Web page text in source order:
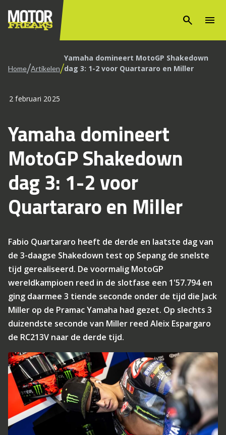
search menu
Home/Artikelen/Yamaha domineert MotoGP Shakedown
dag 3: 1-2 voor Quartararo en Miller
2 februari 2025
Yamaha domineert
MotoGP Shakedown
dag 3: 1-2 voor
Quartararo en Miller
Fabio Quartararo heeft de derde en laatste dag van
de 3-daagse Shakedown test op Sepang de snelste
tijd gerealiseerd. De voormalig MotoGP
wereldkampioen reed in de slotfase een 1'57.794 en
ging daarmee 3 tiende seconde onder de tijd die Jack
Miller op de Pramac Yamaha had gezet. Op slechts 3
duizendste seconde van Miller reed Aleix Espargaro
de RC213V naar de derde tijd.